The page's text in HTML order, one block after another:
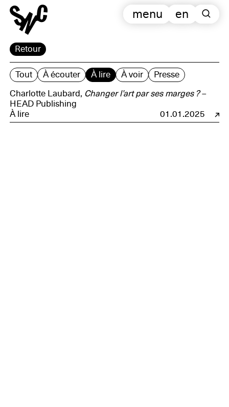
Retour
en
menu
Tout À écouter À lire À voir
Presse
Charlotte Laubard, Changer l’art par ses marges ?–
HEAD Publishing
À lire
01.01.2025